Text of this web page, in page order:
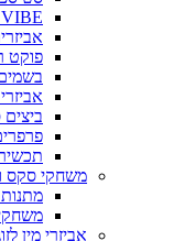
פוקט
ביצים
משחקי סקס
אביזרי מין